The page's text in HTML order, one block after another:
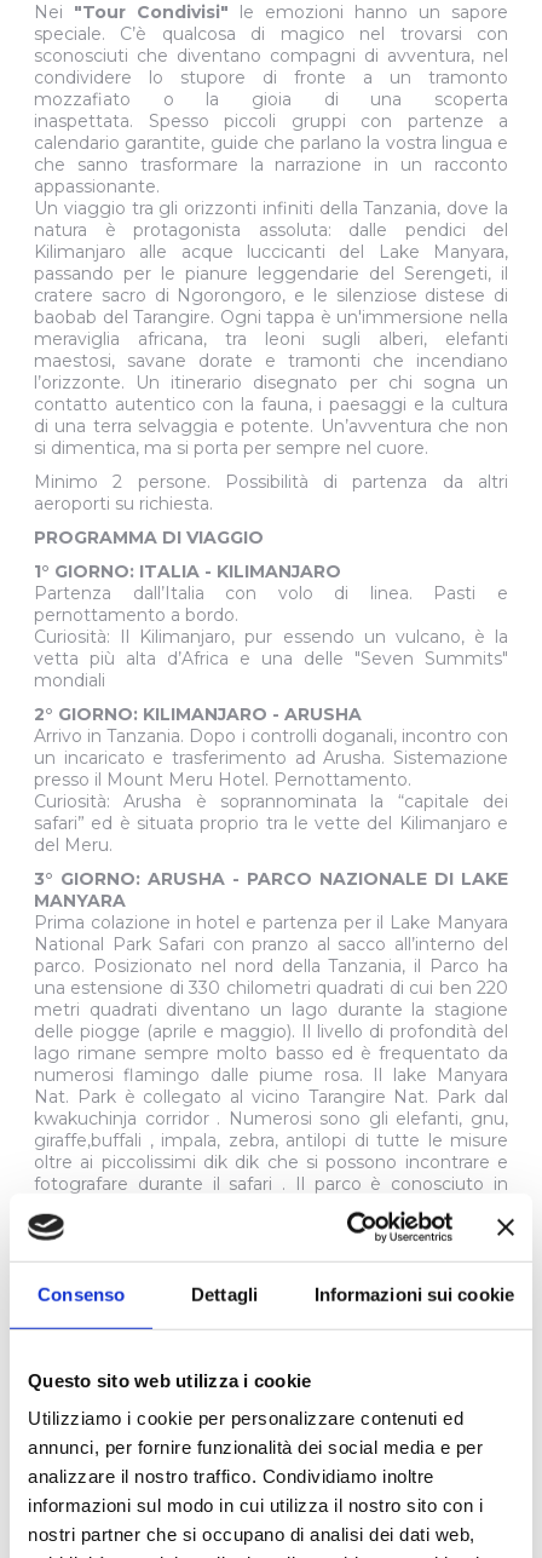
Consenso Dettagli Informazioni sui cookie
Questo sito web utilizza i cookie
Utilizziamo i cookie per personalizzare contenuti ed
annunci, per fornire funzionalità dei social media e per
analizzare il nostro traffico. Condividiamo inoltre
informazioni sul modo in cui utilizza il nostro sito con i
nostri partner che si occupano di analisi dei dati web,
Nei "Tour Condivisi" le emozioni hanno un sapore
speciale. C’è qualcosa di magico nel trovarsi con
sconosciuti che diventano compagni di avventura, nel
condividere lo stupore di fronte a un tramonto
mozzafiato o la gioia di una scoperta
inaspettata. Spesso piccoli gruppi con partenze a
calendario garantite, guide che parlano la vostra lingua e
che sanno trasformare la narrazione in un racconto
appassionante.
Un viaggio tra gli orizzonti infiniti della Tanzania, dove la
natura è protagonista assoluta: dalle pendici del
Kilimanjaro alle acque luccicanti del Lake Manyara,
passando per le pianure leggendarie del Serengeti, il
cratere sacro di Ngorongoro, e le silenziose distese di
baobab del Tarangire. Ogni tappa è un'immersione nella
meraviglia africana, tra leoni sugli alberi, elefanti
maestosi, savane dorate e tramonti che incendiano
l’orizzonte. Un itinerario disegnato per chi sogna un
contatto autentico con la fauna, i paesaggi e la cultura
di una terra selvaggia e potente. Un’avventura che non
si dimentica, ma si porta per sempre nel cuore.
Minimo 2 persone. Possibilità di partenza da altri
aeroporti su richiesta.
PROGRAMMA DI VIAGGIO
1° GIORNO: ITALIA - KILIMANJARO
Partenza dall’Italia con volo di linea. Pasti e
pernottamento a bordo.
Curiosità: Il Kilimanjaro, pur essendo un vulcano, è la
vetta più alta d’Africa e una delle "Seven Summits"
mondiali
2° GIORNO: KILIMANJARO - ARUSHA
Arrivo in Tanzania. Dopo i controlli doganali, incontro con
un incaricato e trasferimento ad Arusha. Sistemazione
presso il Mount Meru Hotel. Pernottamento.
Curiosità: Arusha è soprannominata la “capitale dei
safari” ed è situata proprio tra le vette del Kilimanjaro e
del Meru.
3° GIORNO: ARUSHA - PARCO NAZIONALE DI LAKE
MANYARA
Prima colazione in hotel e partenza per il Lake Manyara
National Park Safari con pranzo al sacco all’interno del
parco. Posizionato nel nord della Tanzania, il Parco ha
una estensione di 330 chilometri quadrati di cui ben 220
metri quadrati diventano un lago durante la stagione
delle piogge (aprile e maggio). Il livello di profondità del
lago rimane sempre molto basso ed è frequentato da
numerosi flamingo dalle piume rosa. Il lake Manyara
Nat. Park è collegato al vicino Tarangire Nat. Park dal
kwakuchinja corridor . Numerosi sono gli elefanti, gnu,
giraffe,buffali , impala, zebra, antilopi di tutte le misure
oltre ai piccolissimi dik dik che si possono incontrare e
fotografare durante il safari . Il parco è conosciuto in
tutto il mondo poichè qui i leoni hanno l’abitudine di
salire e stazionare sui tronchi degli alberi. Sistemazione
presso il Kirurumu Camp o similare. Cena e
Curiosità: Il Lake Manyara ospita anche i leoni arboricoli:
alberi.
4° GIORNO: PARCO NAZIONALE DI LAKE MANYARA -
SERENGETI NATIONAL PARK
Percorso impegnativo 250 km/tempo di percorrenza 5
hr escluso il tempo dedicato al safari fotografico. Prima
colazione al lodge e partenza per il leggendario
Serengeti National Park . Il Serengeti, il cui nome
significa "pianure infinite" in lingua masai, è famoso per
la migrazione annuale di oltre 1,5 milioni di gnu e zebre.
Sosta per il pranzo con lunch box. Arrivo nel tardo